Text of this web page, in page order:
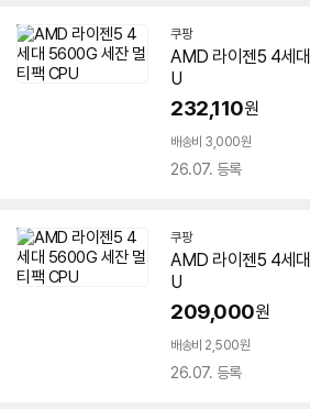
쿠팡
AMD 라이젠5 4세대
U
232,110원
배송비 3,000원
26.07. 등록
쿠팡
AMD 라이젠5 4세대
U
209,000원
배송비 2,500원
26.07. 등록